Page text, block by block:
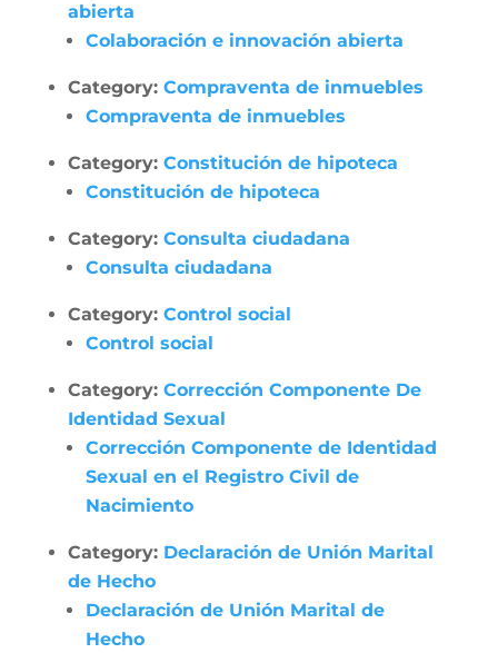
abierta
Colaboración e innovación abierta
Category: Compraventa de inmuebles
Compraventa de inmuebles
Category: Constitución de hipoteca
Constitución de hipoteca
Category: Consulta ciudadana
Consulta ciudadana
Category: Control social
Control social
Category: Corrección Componente De
Identidad Sexual
Corrección Componente de Identidad
Sexual en el Registro Civil de
Nacimiento
Category: Declaración de Unión Marital
de Hecho
Declaración de Unión Marital de
Hecho